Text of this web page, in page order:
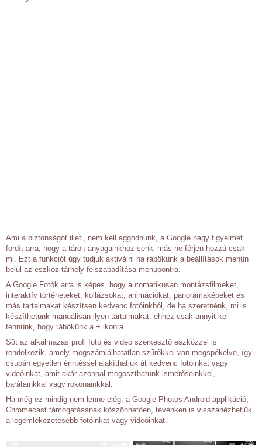
Ami a biztonságot illeti, nem kell aggódnunk, a Google nagy figyelmet
fordít arra, hogy a tárolt anyagainkhoz senki más ne férjen hozzá csak
mi. Ezt a funkciót úgy tudjuk aktiválni ha rábökünk a beállítások menün
belül az eszköz tárhely felszabadítása menüpontra.
A Google Fotók arra is képes, hogy automatikusan montázsfilmeket,
interaktív történeteket, kollázsokat, animációkat, panorámaképeket és
más tartalmakat készítsen kedvenc fotóinkból, de ha szeretnénk, mi is
készíthetünk manuálisan ilyen tartalmakat: ehhez csak annyit kell
tennünk, hogy rábökünk a + ikonra.
Sőt az alkalmazás profi fotó és videó szerkesztő eszközzel is
rendelkezik, amely megszámlálhatatlan szűrőkkel van megspékelve, így
csupán egyetlen érintéssel alakíthatjuk át kedvenc fotóinkat vagy
videóinkat, amit akár azonnal megoszthatunk ismerőseinkkel,
barátainkkal vagy rokonainkkal.
Ha még ez mindig nem lenne elég: a Google Photos Android applikáció,
Chromecast támogatásának köszönhetően, tévénken is visszanézhetjük
a legemlékezetesebb fotóinkat vagy videóinkat.